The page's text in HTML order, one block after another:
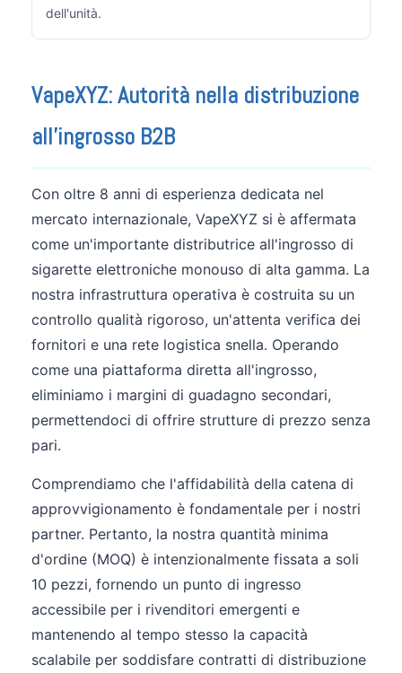
dell'unità.
VapeXYZ: Autorità nella distribuzione
all'ingrosso B2B
Con oltre 8 anni di esperienza dedicata nel
mercato internazionale, VapeXYZ si è affermata
come un'importante distributrice all'ingrosso di
sigarette elettroniche monouso di alta gamma. La
nostra infrastruttura operativa è costruita su un
controllo qualità rigoroso, un'attenta verifica dei
fornitori e una rete logistica snella. Operando
come una piattaforma diretta all'ingrosso,
eliminiamo i margini di guadagno secondari,
permettendoci di offrire strutture di prezzo senza
pari.
Comprendiamo che l'affidabilità della catena di
approvvigionamento è fondamentale per i nostri
partner. Pertanto, la nostra quantità minima
d'ordine (MOQ) è intenzionalmente fissata a soli
10 pezzi, fornendo un punto di ingresso
accessibile per i rivenditori emergenti e
mantenendo al tempo stesso la capacità
scalabile per soddisfare contratti di distribuzione